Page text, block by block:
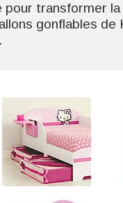
pour transformer
gonflables